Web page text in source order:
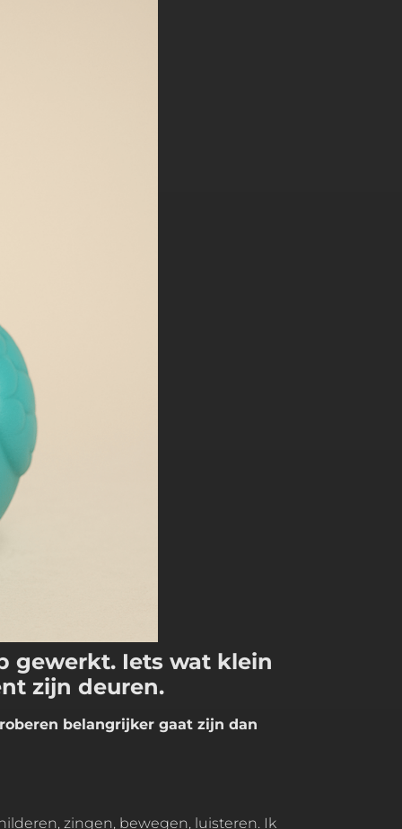
gewerkt. Iets wat klein
zijn deuren.
belangrijker gaat zijn dan
zingen, bewegen, luisteren. Ik